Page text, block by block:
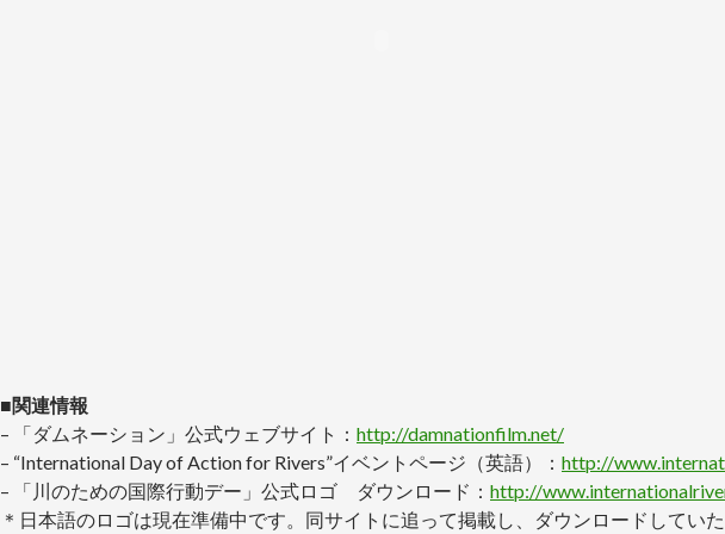
■関連情報
– 「ダムネーション」公式ウェブサイト： http://damnationfilm.net/
– “International Day of Action for Rivers”イベントページ（英語）： http://
– 「川のための国際行動デー」公式ロゴ ダウンロード： http://
＊日本語のロゴは現在準備中です。同サイトに追って掲載し、ダウンロードしていた